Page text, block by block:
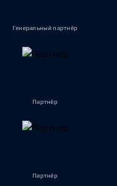
Генеральный партнёр
Партнёр
Партнёр